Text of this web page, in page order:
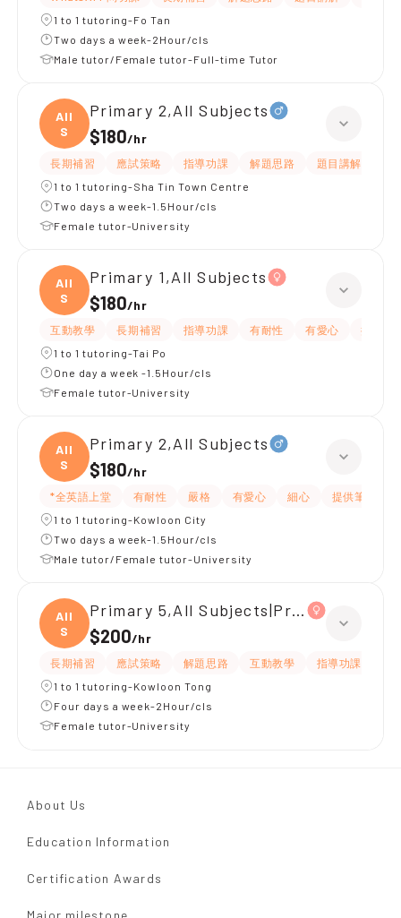
1 to 1 tutoring-Fo Tan
Two days a week-2Hour/cls
Male tutor/Female tutor-Full-time Tutor
All
S
Primary 2,All Subjects
$180/hr
長期補習 應試策略 指導功課 解題思路 題目講解
1 to 1 tutoring-Sha Tin Town Centre
Two days a week-1.5Hour/cls
Female tutor-University
All
S
Primary 1,All Subjects
$180/hr
互動教學 長期補習 指導功課 有耐性 有愛心
提供練
1 to 1 tutoring-Tai Po
One day a week -1.5Hour/cls
Female tutor-University
All
S
Primary 2,All Subjects
$180/hr
*全英語上堂 有耐性 嚴格 有愛心 細心 提供筆記
1 to 1 tutoring-Kowloon City
Two days a week-1.5Hour/cls
Male tutor/Female tutor-University
All
S
Primary 5,All Subjects|Primary 4,All
$200/hr
長期補習 應試策略 解題思路 互動教學 指導功課
1 to 1 tutoring-Kowloon Tong
Four days a week-2Hour/cls
Female tutor-University
About Us
Education Information
Certification Awards
Major milestone